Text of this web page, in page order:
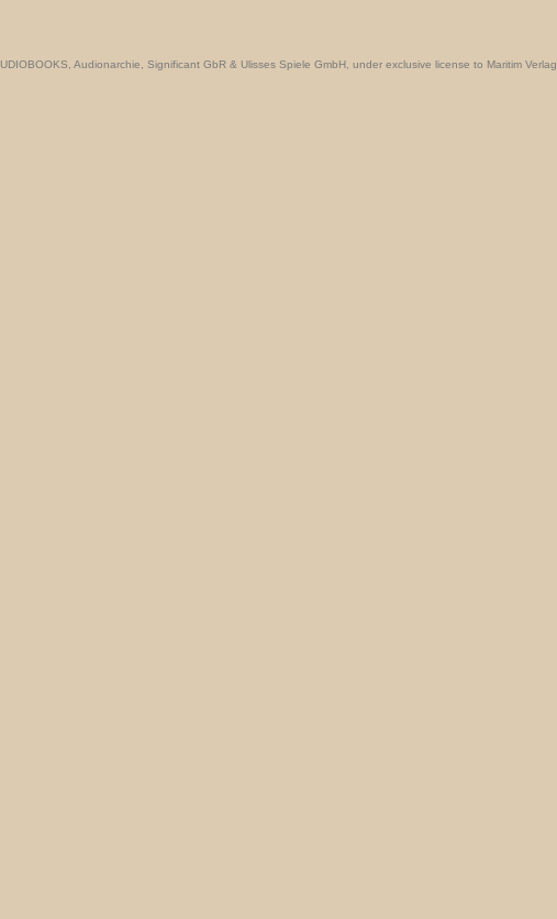
Audionarchie, Significant GbR & Ulisses Spiele GmbH, under exclusive license to Maritim Verlag